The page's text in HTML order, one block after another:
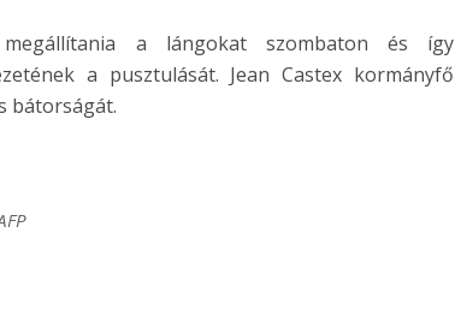
a lángokat szombaton és így
a pusztulását. Jean Castex kormányfő
bátorságát.